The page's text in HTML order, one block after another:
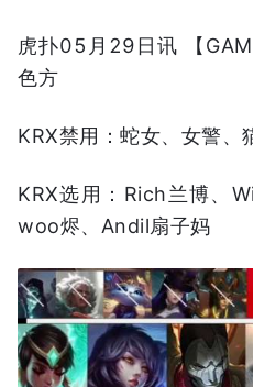
虎扑05月29日讯 【
色方
KRX禁用：蛇女、女警、
KRX选用：Rich兰博、
woo烬、Andil扇子妈